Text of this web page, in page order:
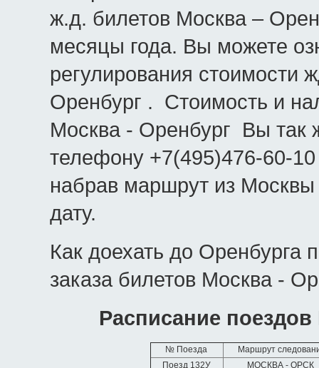
ж.д. билетов Москва –
месяцы года. Вы можете
регулирования стоимости
Оренбург . Стоимость и
Москва - Оренбург Вы так
телефону +7(495)476-60-
набрав маршрут из
дату.
Как доехать до Оренбурга
заказа билетов Москва -
Расписание
№ Поезда
Маршрут
Поезд 132У
МОСКВА - ОРСК